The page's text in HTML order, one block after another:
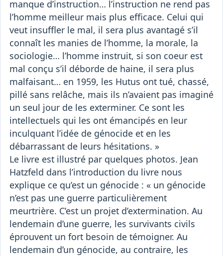
manque d’instruction… l’instruction ne rend pas
l’homme meilleur mais plus efficace. Celui qui
veut insuffler le mal, il sera plus avantagé s’il
connaît les manies de l’homme, la morale, la
sociologie… l’homme instruit, si son coeur est
mal conçu s’il déborde de haine, il sera plus
malfaisant… en 1959, les Hutus ont tué, chassé,
pillé sans relâche, mais ils n’avaient pas imaginé
un seul jour de les exterminer. Ce sont les
intellectuels qui les ont émancipés en leur
inculquant l’idée de génocide et en les
débarrassant de leurs hésitations. »
Le livre est illustré par quelques photos. Jean
Hatzfeld dans l’introduction du livre nous
explique ce qu’est un génocide : « un génocide
n’est pas une guerre particulièrement
meurtrière. C’est un projet d’extermination. Au
lendemain d’une guerre, les survivants civils
éprouvent un fort besoin de témoigner. Au
lendemain d’un génocide, au contraire, les